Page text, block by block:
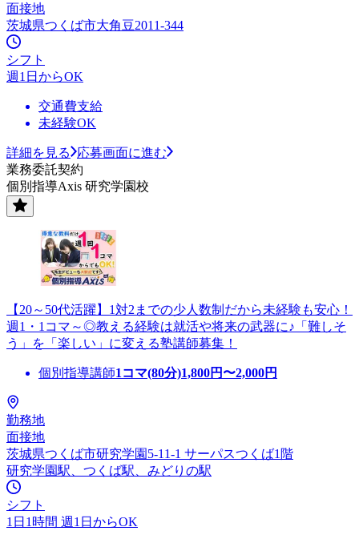
面接地
茨城県つくば市大角豆2011-344
シフト
週1日からOK
交通費支給
未経験OK
詳細を見る
応募画面に進む
業務委託契約
個別指導Axis 研究学園校
【20～50代活躍】1対2までの少人数制だから未経験も安心！
週1・1コマ～◎教える経験は就活や将来の武器に♪「難しそ
う」を「楽しい」に変える塾講師募集！
個別指導講師1コマ(80分)1,800円〜2,000円
勤務地
面接地
茨城県つくば市研究学園5-11-1 サーパスつくば1階
研究学園駅、つくば駅、みどりの駅
シフト
1日1時間 週1日からOK